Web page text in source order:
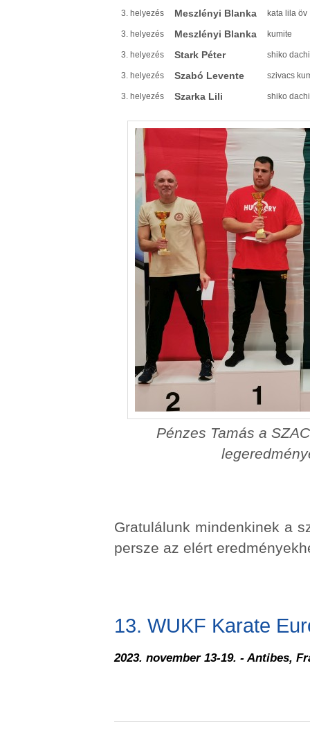
3. helyezés Meszlényi Blanka kata lila öv
3. helyezés Meszlényi Blanka kumite
3. helyezés Stark Péter shiko
3. helyezés Szabó Levente szivacs
3. helyezés Szarka Lili shiko
Pénzes Tamás a
Gratulálunk mindenkinek a
persze az elért
13. WUKF Karate
2023. november 13-19. - Antibes,